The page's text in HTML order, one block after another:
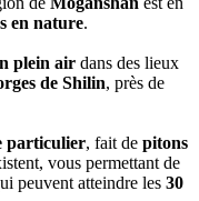
en nature.
plein air dans des lieux
de Shilin, près de
particulier, fait de pitons
vous permettant de
peuvent atteindre les 30